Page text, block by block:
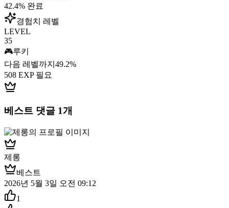
42.4% 완료
경험치 레벨
LEVEL
35
🎮루키
다음 레벨까지 49.2%
508 EXP 필요
베스트 댓글 1개
제롱
베스트
2026년 5월 3일 오전 09:12
1